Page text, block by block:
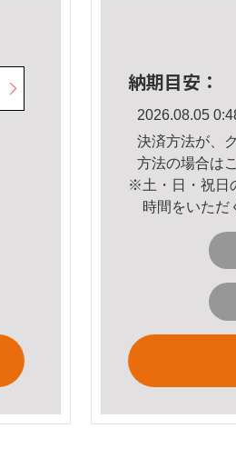
納期目安：
2026.08.05
決済方法が、
方法の場合は
※土・日・祝日
時間をいただ